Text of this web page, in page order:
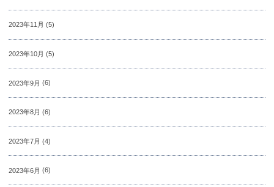
2023年11月 (5)
2023年10月 (5)
2023年9月 (6)
2023年8月 (6)
2023年7月 (4)
2023年6月 (6)